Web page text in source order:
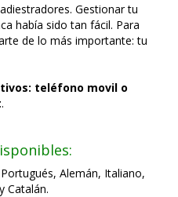
Gestionar tu
había sido tan fácil. Para
de lo más importante: tu
teléfono movil o
.
Alemán, Italiano,
Catalán.